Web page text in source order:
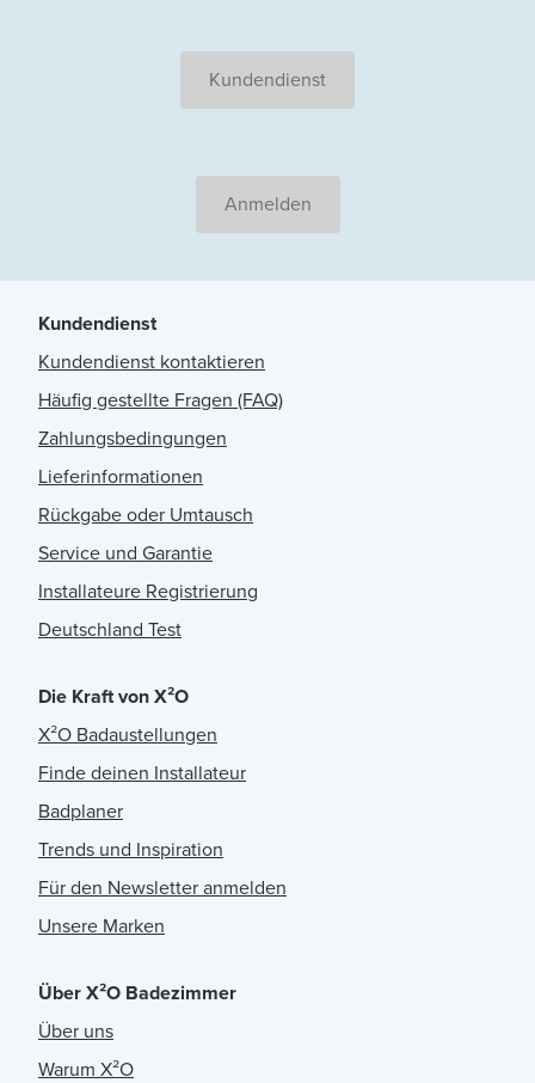
Kundendienst
Anmelden
Kundendienst
Kundendienst kontaktieren
Häufig gestellte Fragen (FAQ)
Zahlungsbedingungen
Lieferinformationen
Rückgabe oder Umtausch
Service und Garantie
Installateure Registrierung
Deutschland Test
Die Kraft von X²O
X²O Badaustellungen
Finde deinen Installateur
Badplaner
Trends und Inspiration
Für den Newsletter anmelden
Unsere Marken
Über X²O Badezimmer
Über uns
Warum X²O